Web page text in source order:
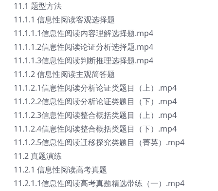
11.1 题型方法
11.1.1 信息性阅读客观选择题
11.1.1.1信息性阅读内容理解选择题.mp4
11.1.1.2信息性阅读论证分析选择题.mp4
11.1.1.3信息性阅读判断推理选择题.mp4
11.1.2 信息性阅读主观简答题
11.1.2.1信息性阅读分析论证类题目（上）.mp4
11.1.2.2信息性阅读分析论证类题目（下）.mp4
11.1.2.3信息性阅读整合概括类题目（上）.mp4
11.1.2.4信息性阅读整合概括类题目（下）.mp4
11.1.2.5信息性阅读迁移探究类题目（菁英）.mp4
11.2 真题演练
11.2.1 信息性阅读高考真题
11.2.1.1信息性阅读高考真题精选带练（一）.mp4